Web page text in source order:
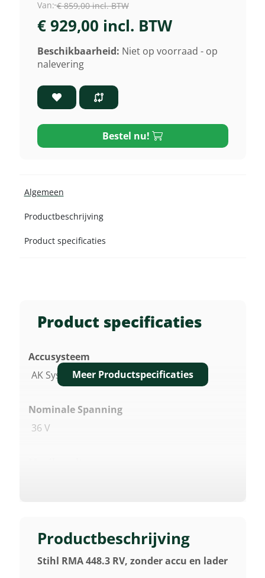
Productbeschrijving
Stihl RMA 448.3 RV, zonder accu en lader
Product specificaties
Accusysteem
AK Systeem
Nominale Spanning
36 V
Lithium-Ion
Geluidsverm. Niveau Lwa
Meer Productspecificaties
Van: € 859,00 incl. BTW
€ 929,00 incl. BTW
Beschikbaarheid: Niet op voorraad - op
nalevering
Bestel nu!
Algemeen
Productbeschrijving
Product specificaties